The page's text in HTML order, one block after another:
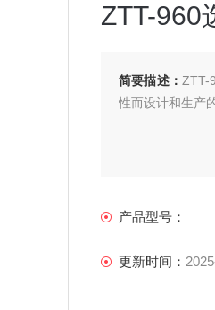
ZTT-960
简要描述： ZTT-
性而设计和生产的
产品型号：
更新时间：